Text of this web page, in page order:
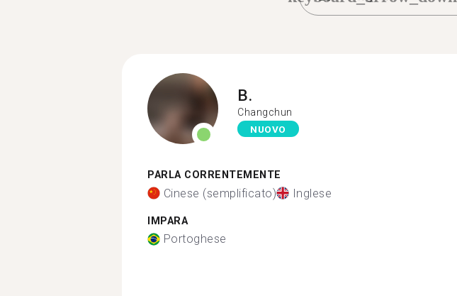
B.
Changchun
NUOVO
PARLA CORRENTEMENTE
Cinese (semplificato) Inglese
IMPARA
Portoghese